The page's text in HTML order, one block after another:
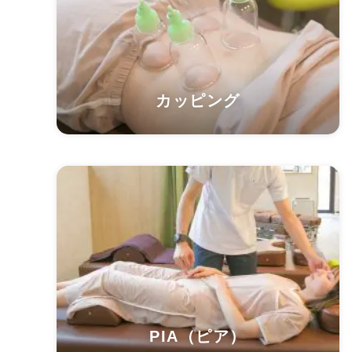
カッピング
PIA（ピア）